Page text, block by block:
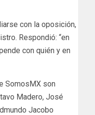
con la oposición,
Respondió: “en
con quién y en
SomosMX son
Madero, José
Jacobo